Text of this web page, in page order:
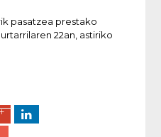
pasatzea prestako
22an, astiriko